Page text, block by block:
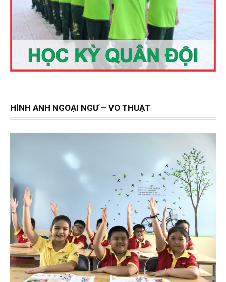
HÌNH ẢNH NGOẠI NGỮ – VÕ THUẬT